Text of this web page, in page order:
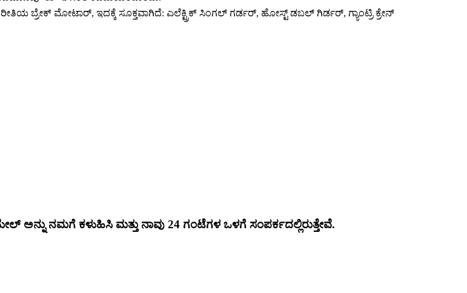
ಬ್ರೇಕ್ ಮೋಟಾರ್, ಇದಕ್ಕೆ ಸೂಕ್ತವಾಗಿದೆ: ಎಲೆಕ್ಟ್ರಿಕ್ ಸಿಂಗಲ್ ಗರ್ಡರ್, ಹೋಸ್ಟ್ ಡಬಲ್ ಗಿರ್ಡರ್, ಗ್ಯಾಂಟ್ರಿ ಕ್ರೇನ್
ನಮಗೆ ಕಳುಹಿಸಿ ಮತ್ತು ನಾವು 24 ಗಂಟೆಗಳ ಒಳಗೆ ಸಂಪರ್ಕದಲ್ಲಿರುತ್ತೇವೆ.